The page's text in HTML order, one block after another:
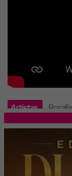
Artistas Rosalía